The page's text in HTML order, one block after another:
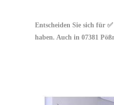
Entscheiden Sie sich für
haben. Auch in 07381